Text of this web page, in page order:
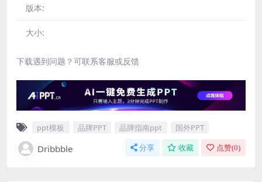
版本:
大小:
下载遇到问题？可联系客服或反馈
ppt模板 品牌PPT 品牌指南ppt 国外PPT
Dribbble 分享 收藏 点赞(0)